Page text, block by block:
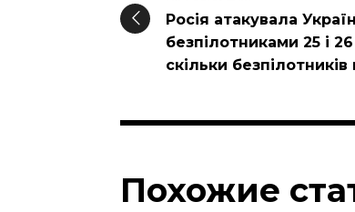
Росія атакувала
безпілотниками 25 і
скільки
Похожие